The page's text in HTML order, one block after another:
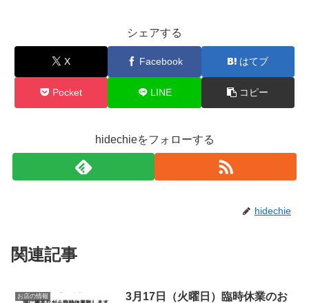
シェアする
X Facebook はてブ
Pocket LINE コピー
hidechieをフォローする
hidechie
関連記事
お店の情報
3月17日（火曜日）臨時休業のお